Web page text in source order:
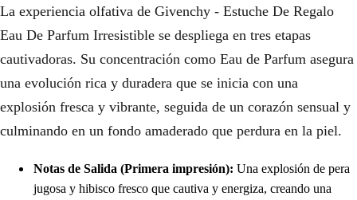
La experiencia olfativa de Givenchy - Estuche De Regalo
Eau De Parfum Irresistible se despliega en tres etapas
cautivadoras. Su concentración como Eau de Parfum asegura
una evolución rica y duradera que se inicia con una
explosión fresca y vibrante, seguida de un corazón sensual y
culminando en un fondo amaderado que perdura en la piel.
Notas de Salida (Primera impresión): Una explosión de pera
jugosa y hibisco fresco que cautiva y energiza, creando una